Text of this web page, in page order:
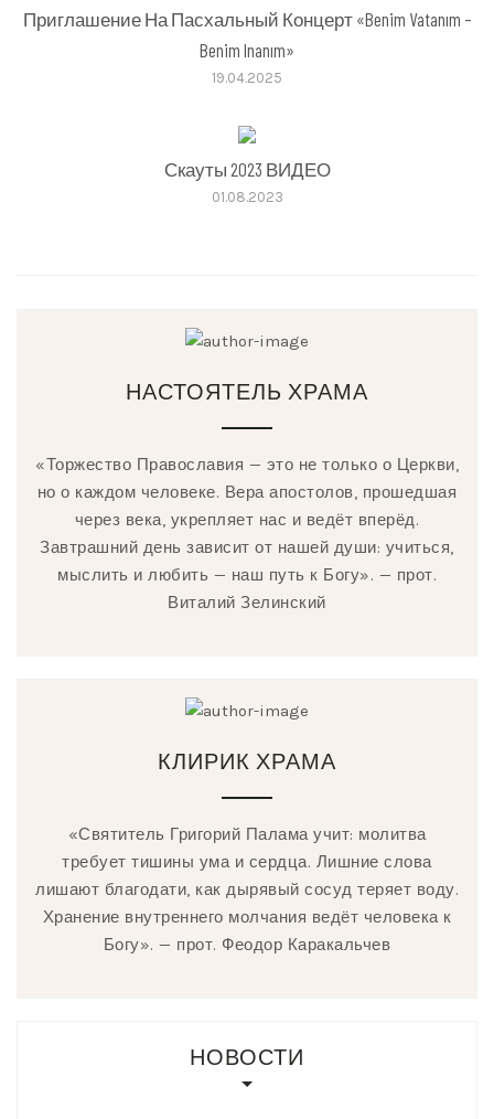
Приглашение На Пасхальный Концерт «Benim Vatanım –
Benim Inanım»
19.04.2025
Скауты 2023 ВИДЕО
01.08.2023
НАСТОЯТЕЛЬ ХРАМА
«Торжество Православия — это не только о Церкви,
но о каждом человеке. Вера апостолов, прошедшая
через века, укрепляет нас и ведёт вперёд.
Завтрашний день зависит от нашей души: учиться,
мыслить и любить — наш путь к Богу». — прот.
Виталий Зелинский
КЛИРИК ХРАМА
«Святитель Григорий Палама учит: молитва
требует тишины ума и сердца. Лишние слова
лишают благодати, как дырявый сосуд теряет воду.
Хранение внутреннего молчания ведёт человека к
Богу». — прот. Феодор Каракальчев
НОВОСТИ